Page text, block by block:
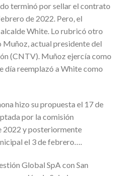
terminó por sellar el contrato
de 2022. Pero, el
White. Lo rubricó otro
actual presidente del
(CNTV). Muñoz ejercía como
día reemplazó a White como
hizo su propuesta el 17 de
por la comisión
2022 y posteriormente
el 3 de febrero….
Global SpA con San